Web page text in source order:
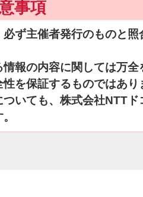
事項
ず主催者発行のものと照
報の内容に関しては万全
を保証するものではあり
いても、株式会社NTTド